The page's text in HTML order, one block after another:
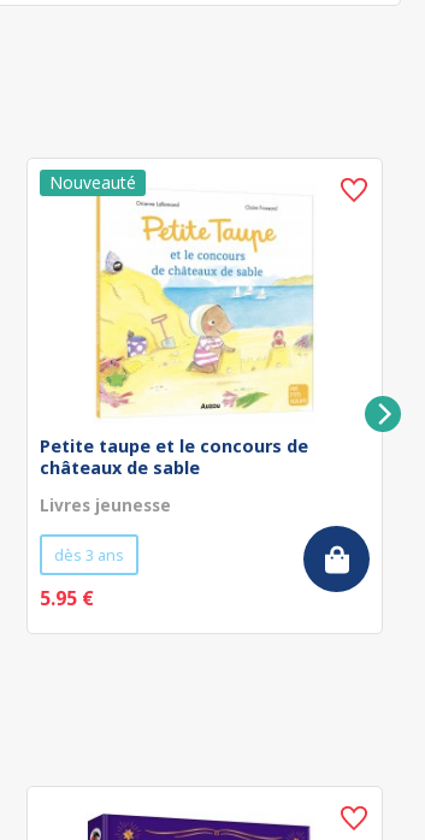
Petite taupe et le concours de
châteaux de sable
Livres jeunesse
dès 3 ans
5.95 €